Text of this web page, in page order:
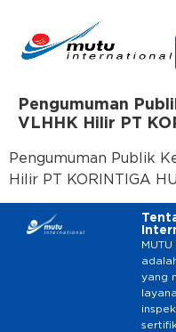
Pengumuman
VLHHK Hilir PT
Pengumuman Publik
Hilir PT KORINTIGA
yang